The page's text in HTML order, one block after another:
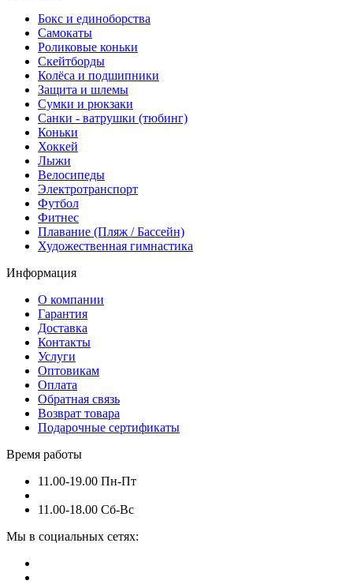
Бокс и единоборства
Самокаты
Роликовые коньки
Скейтборды
Колёса и подшипники
Защита и шлемы
Сумки и рюкзаки
Санки - ватрушки (тюбинг)
Коньки
Хоккей
Лыжи
Велосипеды
Электротранспорт
Футбол
Фитнес
Плавание (Пляж / Бассейн)
Художественная гимнастика
Информация
О компании
Гарантия
Доставка
Контакты
Услуги
Оптовикам
Оплата
Обратная связь
Возврат товара
Подарочные сертификаты
Время работы
11.00-19.00 Пн-Пт
11.00-18.00 Сб-Вс
Мы в социальных сетях: